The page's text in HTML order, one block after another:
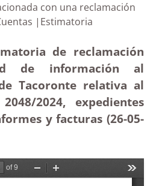
con una reclamación
Cuentas |Estimatoria
de reclamación
de información al
Tacoronte relativa al
2024, expedientes
y facturas (26-05-